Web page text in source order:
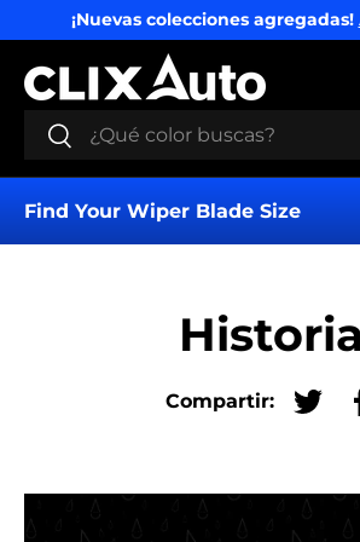
IR AL CONTENIDO
¡Nuevas colecciones agregadas!
Buscar
Buscar
Find Your Wiper Blade Size
Historia
Compartir: